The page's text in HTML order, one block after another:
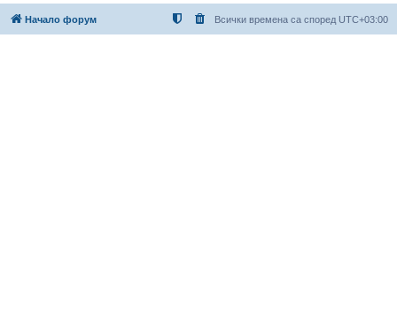
Начало форум Всички времена са според UTC+03:00